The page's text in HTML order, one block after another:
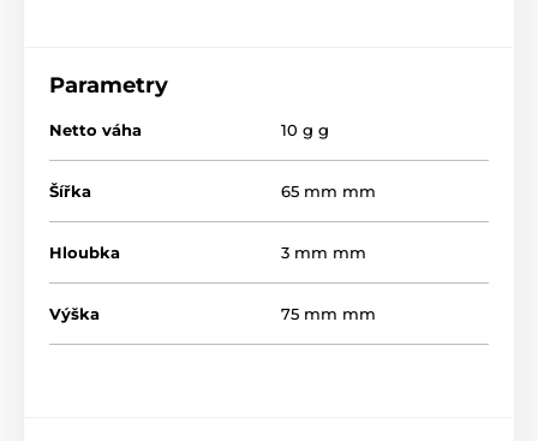
Parametry
Netto váha 10 g g
Šířka 65 mm mm
Hloubka 3 mm mm
Výška 75 mm mm